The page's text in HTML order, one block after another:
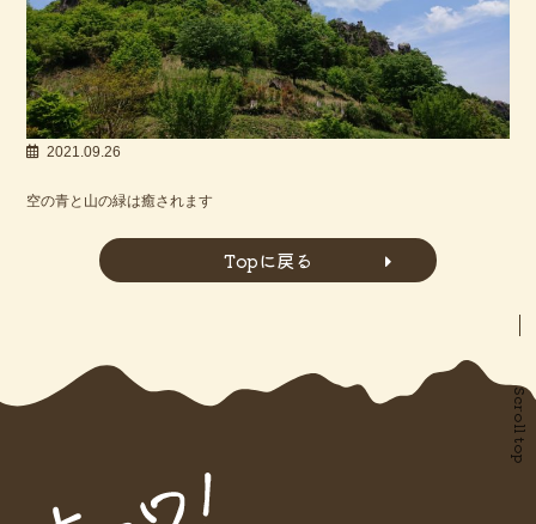
2021.09.26
空の青と山の緑は癒されます
Topに戻る
Scroll top